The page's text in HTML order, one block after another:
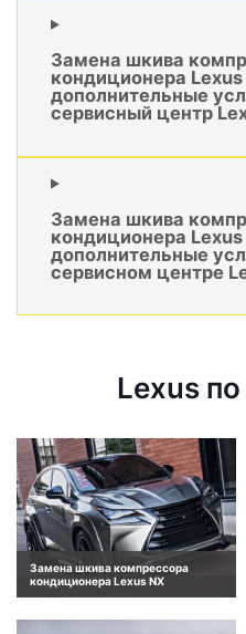
Замена шкива
кондиционера
дополнительные
сервисный центр
Замена шкива
кондиционера
дополнительные
сервисном центре
Lexus
Замена шкива компрессора
кондиционера Lexus NX